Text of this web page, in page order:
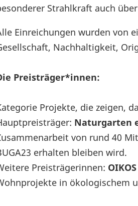
Strahlkraft auch
Einreichungen wurden von
Nachhaltigkeit,
Preisträger*innen:
Projekte, die zeigen,
Naturgarten
von rund 40
erhalten bleiben wird.
Preisträgerinnen:
in ökologischem